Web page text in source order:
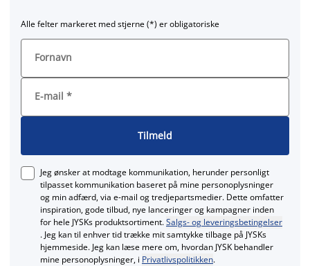
Alle felter markeret med stjerne (*) er obligatoriske
Fornavn
E-mail *
Tilmeld
Jeg ønsker at modtage kommunikation, herunder personligt
tilpasset kommunikation baseret på mine personoplysninger
og min adfærd, via e‑mail og tredjepartsmedier. Dette omfatter
inspiration, gode tilbud, nye lanceringer og kampagner inden
for hele JYSKs produktsortiment.Salgs- og leveringsbetingelser
. Jeg kan til enhver tid trække mit samtykke tilbage på JYSKs
hjemmeside. Jeg kan læse mere om, hvordan JYSK behandler
mine personoplysninger, i Privatlivspolitikken.